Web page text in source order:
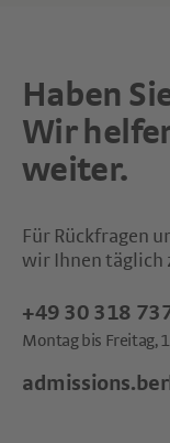
Haben
Wir
weiter.
Für Rückfragen
wir Ihnen täglich
+49 30 318
Montag bis Freitag,